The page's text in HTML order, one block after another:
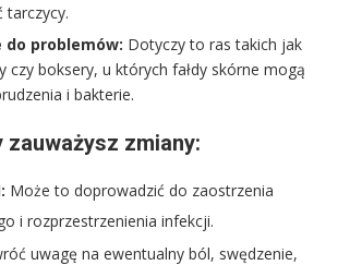
tarczycy.
do problemów: Dotyczy to ras takich jak
czy boksery, u których fałdy skórne mogą
i bakterie.
zauważysz zmiany:
Może to doprowadzić do zaostrzenia
i rozprzestrzenienia infekcji.
uwagę na ewentualny ból, swędzenie,